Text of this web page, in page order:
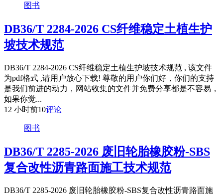
图书
DB36/T 2284-2026 CS纤维稳定土植生护
坡技术规范
DB36/T 2284-2026 CS纤维稳定土植生护坡技术规范 , 该文件
为pdf格式 ,请用户放心下载! 尊敬的用户你们好，你们的支持
是我们前进的动力，网站收集的文件并免费分享都是不容易，
如果你觉...
12 小时前10评论
图书
DB36/T 2285-2026 废旧轮胎橡胶粉-SBS
复合改性沥青路面施工技术规范
DB36/T 2285-2026 废旧轮胎橡胶粉-SBS复合改性沥青路面施